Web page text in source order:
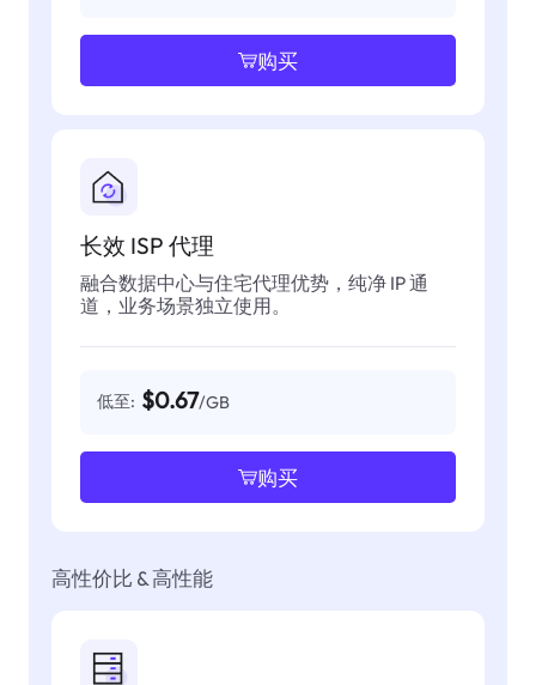
购买
长效 ISP 代理
融合数据中心与住宅代理优势，纯净 IP 通
道，业务场景独立使用。
低至: $0.67/GB
购买
高性价比 & 高性能